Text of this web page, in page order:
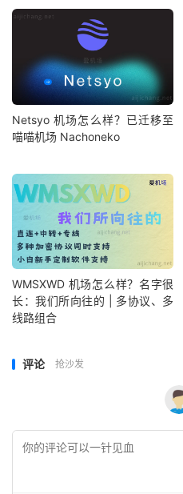
Netsyo 机场怎么样？已迁移至
喵喵机场 Nachoneko
WMSXWD 机场怎么样？名字很
长：我们所向往的 | 多协议、多
线路组合
评论 抢沙发